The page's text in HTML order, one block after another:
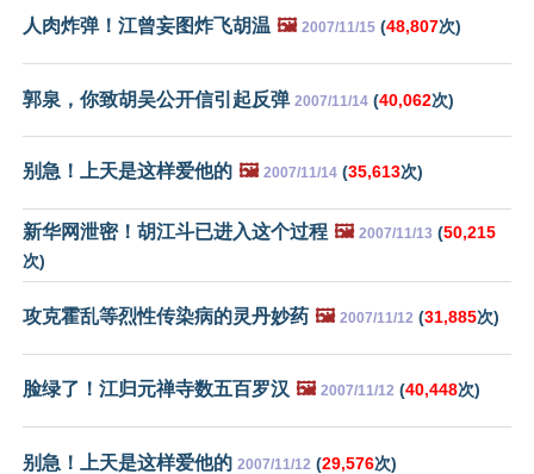
人肉炸弹！江曾妄图炸飞胡温 🖼️ 2007/11/15 (48,807次)
郭泉，你致胡吴公开信引起反弹 2007/11/14 (40,062次)
别急！上天是这样爱他的 🖼️ 2007/11/14 (35,613次)
新华网泄密！胡江斗已进入这个过程 🖼️ 2007/11/13 (50,215
次)
攻克霍乱等烈性传染病的灵丹妙药 🖼️ 2007/11/12 (31,885次)
脸绿了！江归元禅寺数五百罗汉 🖼️ 2007/11/12 (40,448次)
别急！上天是这样爱他的 2007/11/12 (29,576次)